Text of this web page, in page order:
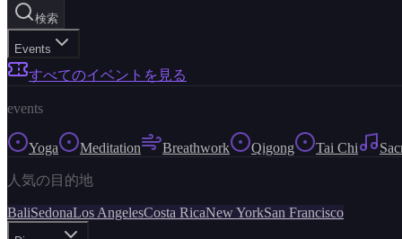
検索
Events
すべてのイベントを見る
events
Yoga Meditation Breathwork Qigong Tai Chi
人気の目的地
BaliSedonaLos AngelesCosta RicaNew YorkSan Francisco